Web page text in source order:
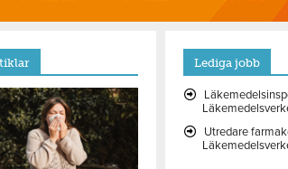
Lediga jobb
Utredare